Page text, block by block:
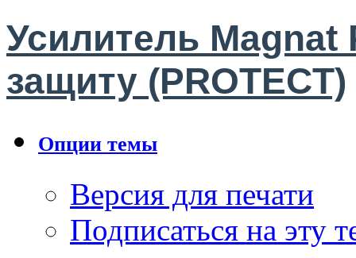
Усилитель Magnat
защиту (PROTECT)
Опции темы
Версия для печати
Подписаться на эту